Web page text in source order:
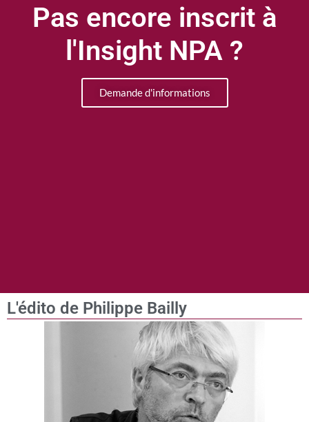
Pas encore inscrit à
l'Insight NPA ?
Demande d'informations
L'édito de Philippe Bailly